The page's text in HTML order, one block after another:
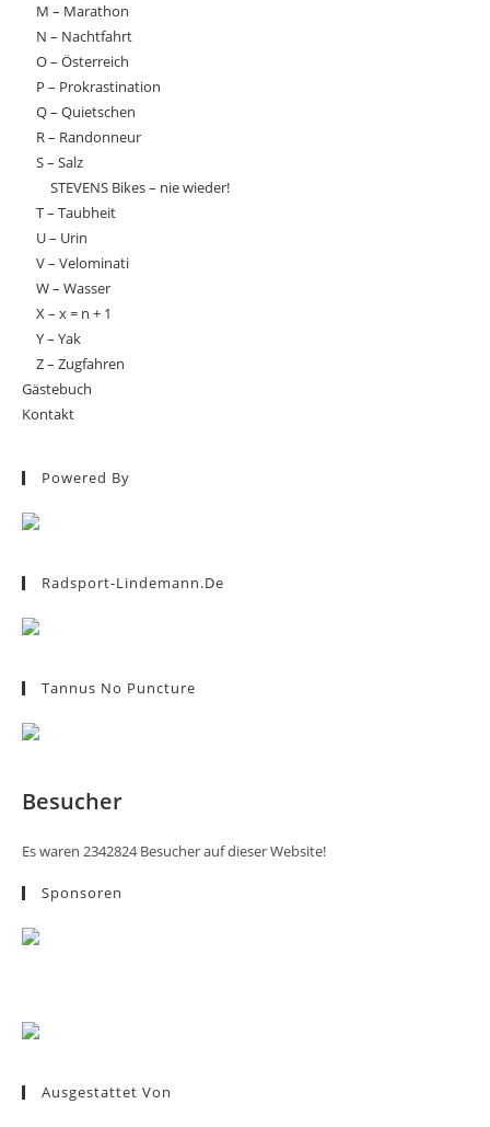
M – Marathon
N – Nachtfahrt
O – Österreich
P – Prokrastination
Q – Quietschen
R – Randonneur
S – Salz
STEVENS Bikes – nie wieder!
T – Taubheit
U – Urin
V – Velominati
W – Wasser
X – x = n + 1
Y – Yak
Z – Zugfahren
Gästebuch
Kontakt
Powered By
Radsport-Lindemann.de
Tannus No Puncture
Besucher
Es waren 2342824 Besucher auf dieser Website!
Sponsoren
Ausgestattet Von